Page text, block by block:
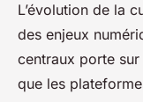
L’évolution de la
des enjeux
centraux porte
que les